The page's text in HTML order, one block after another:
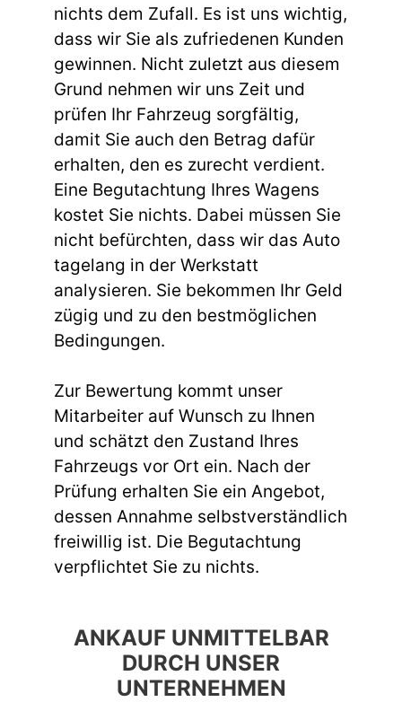
nichts dem Zufall. Es ist uns wichtig,
dass wir Sie als zufriedenen Kunden
gewinnen. Nicht zuletzt aus diesem
Grund nehmen wir uns Zeit und
prüfen Ihr Fahrzeug sorgfältig,
damit Sie auch den Betrag dafür
erhalten, den es zurecht verdient.
Eine Begutachtung Ihres Wagens
kostet Sie nichts. Dabei müssen Sie
nicht befürchten, dass wir das Auto
tagelang in der Werkstatt
analysieren. Sie bekommen Ihr Geld
zügig und zu den bestmöglichen
Bedingungen.
Zur Bewertung kommt unser
Mitarbeiter auf Wunsch zu Ihnen
und schätzt den Zustand Ihres
Fahrzeugs vor Ort ein. Nach der
Prüfung erhalten Sie ein Angebot,
dessen Annahme selbstverständlich
freiwillig ist. Die Begutachtung
verpflichtet Sie zu nichts.
ANKAUF UNMITTELBAR
DURCH UNSER
UNTERNEHMEN